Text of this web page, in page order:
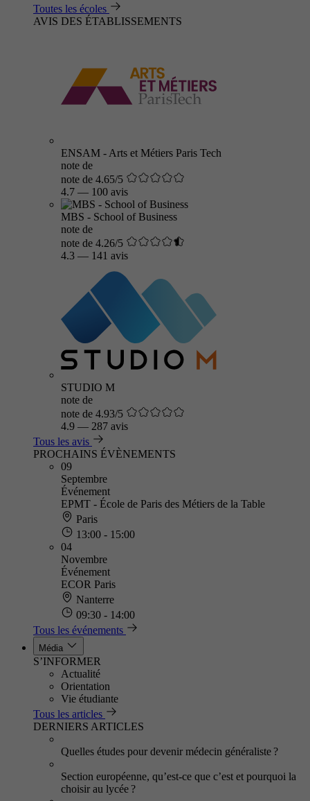
Toutes les écoles
AVIS DES ÉTABLISSEMENTS
ENSAM - Arts et Métiers Paris Tech
note de
note de 4.65/5
4.7 — 100 avis
MBS - School of Business
note de
note de 4.26/5
4.3 — 141 avis
STUDIO M
note de
note de 4.93/5
4.9 — 287 avis
Tous les avis
PROCHAINS ÉVÈNEMENTS
09
Septembre
Événement
EPMT - École de Paris des Métiers de la Table
Paris
13:00 - 15:00
04
Novembre
Événement
ECOR Paris
Nanterre
09:30 - 14:00
Tous les événements
Média
S’INFORMER
Actualité
Orientation
Vie étudiante
Tous les articles
DERNIERS ARTICLES
Quelles études pour devenir médecin généraliste ?
Section européenne, qu’est-ce que c’est et pourquoi la
choisir au lycée ?